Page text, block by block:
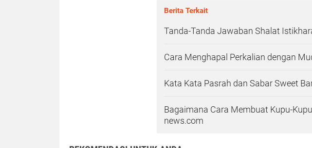
Berita Terkait
Tanda-Tanda Jawaban Shalat
Cara Menghapal Perkalian dengan
Kata Kata Pasrah dan Sabar Sweet
Bagaimana Cara Membuat Kupu-
news.com